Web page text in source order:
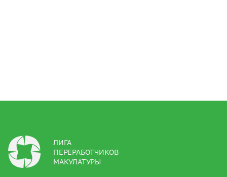
ЛИГА
ПЕРЕРАБОТЧИКОВ
МАКУЛАТУРЫ